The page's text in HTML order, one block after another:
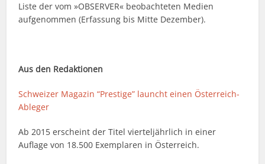
Liste der vom »OBSERVER« beobachteten Medien
aufgenommen (Erfassung bis Mitte Dezember).
Aus den Redaktionen
Schweizer Magazin “Prestige” launcht einen Österreich-
Ableger
Ab 2015 erscheint der Titel vierteljährlich in einer
Auflage von 18.500 Exemplaren in Österreich.